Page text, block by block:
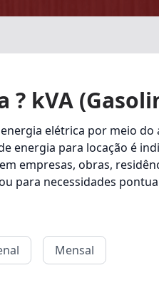
? kVA
elétrica por meio do
energia para locação é
empresas, obras,
para necessidades
Mensal